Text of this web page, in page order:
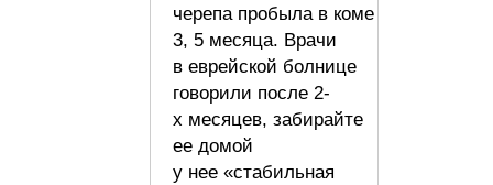
черепа пробыла в коме
3, 5 месяца. Врачи
в еврейской болнице
говорили после 2-
х месяцев, забирайте
ее домой
у нее «стабильная